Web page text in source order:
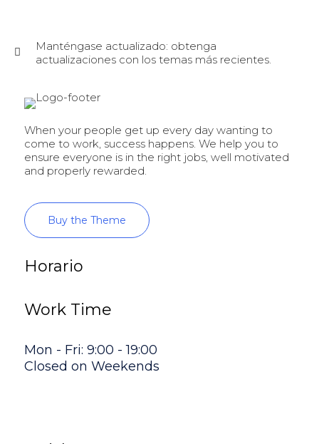
Manténgase actualizado: obtenga
actualizaciones con los temas más recientes.
When your people get up every day wanting to
come to work, success happens. We help you to
ensure everyone is in the right jobs, well motivated
and properly rewarded.
Buy the Theme
Horario
Work Time
Mon - Fri: 9:00 - 19:00
Closed on Weekends